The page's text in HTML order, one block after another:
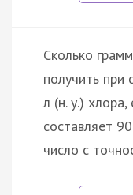
Сколько
получить при
л (н. у.)
составляет
число с